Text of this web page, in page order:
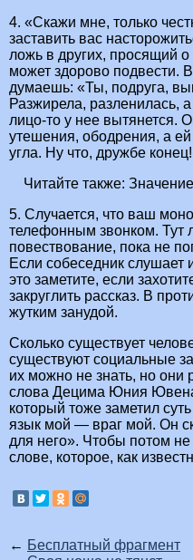
4. «Скажи мне, только
заставить вас
ложь в других, просящий
может здорово подвести.
думаешь: «Ты, подруга,
Разжирела, разленилась,
лицо-то у нее вытянется.
утешения, ободрения, а
угла. Ну что, дружбе конец!
Читайте также:
5. Случается, что ваш
телефонным звонком. Тут
повествование, пока не
Если собеседник слушает
это заметите, если
закруглить рассказ. В
жутким занудой.
Сколько существует
существуют социальные
их можно не знать, но они
слова Децима Юния
который тоже заметил
язык мой — враг мой. Он
для него». Чтобы потом
слове, которое, как
← Бесплатный фрагмент